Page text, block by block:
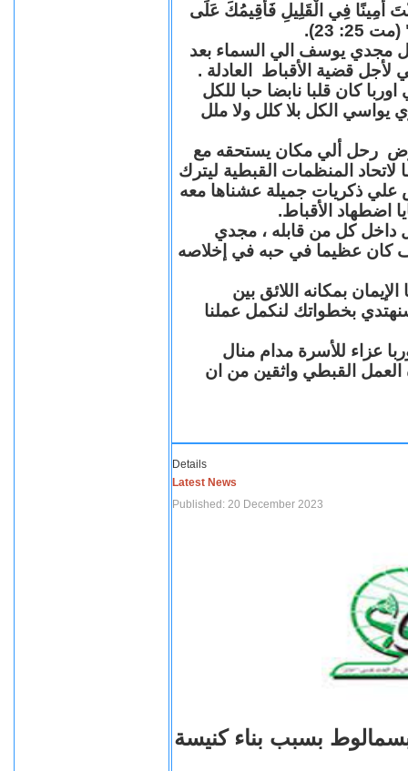
أَمِينًا فِي الْقَلِيلِ فَأُقِيمُكَ عَلَى
23).
مجدي يوسف الي السماء بعد
قضية الأقباط العادلة .
كان قلبا نابضا حبا للكل
يواسي الكل بلا كلل ولا ملل
رحل ألي مكان يستحقه مع
المنظمات القبطية ليترك
علي ذكريات جميلة عشناها معه
اضطهاد الأقباط.
داخل كل من قابله ، مجدي
عظيما في حبه في إخلاصه
بمكانه اللائق بين
بخطواتك لنكمل عملنا
عزاء للأسرة مدام منال
العمل القبطي واثقين من ان
Details
Latest News
Published: 20 December 2023
بسبب بناء كنيسة